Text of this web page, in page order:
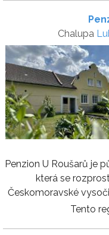
Chalupa
Penzion U Roušarů je
která se
Českomoravské
Tento